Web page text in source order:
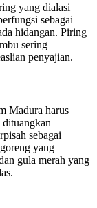
yang dialasi
sebagai
hidangan. Piring
sering
penyajian.
Madura harus
sebagai
yang
gula merah yang